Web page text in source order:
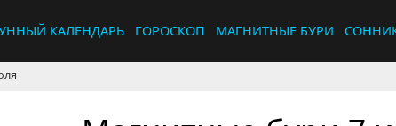
КАЛЕНДАРЬ ГОРОСКОП МАГНИТНЫЕ БУРИ